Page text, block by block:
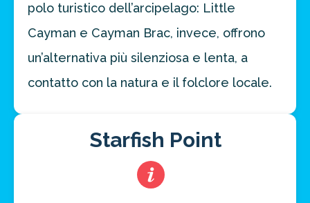
polo turistico dell’arcipelago: Little
Cayman e Cayman Brac, invece, offrono
un’alternativa più silenziosa e lenta, a
contatto con la natura e il folclore locale.
Starfish Point